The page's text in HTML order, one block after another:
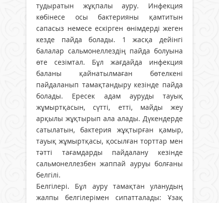
тудыратын жұқпалы ауру. Инфекция
көбінесе осы бактерияны қамтитын
сапасыз немесе ескірген өнімдерді жеген
кезде пайда болады. 1 жасқа дейінгі
балалар сальмонеллездің пайда болуына
өте сезімтал. Бұл жағдайда инфекция
баланы қайнатылмаған бөтелкені
пайдаланып тамақтандыру кезінде пайда
болады. Ересек адам ауруды тауық
жұмыртқасын, сүтті, етті, майды жеу
арқылы жұқтырып ала алады. Дүкендерде
сатылатын, бактерия жұқтырған қамыр,
тауық жұмыртқасы, қосылған торттар мен
тәтті тағамдарды пайдалану кезінде
сальмонеллезбен жаппай ауруы болғаны
белгілі.
Белгілері. Бұл ауру тамақтан уланудың
жалпы белгілерімен сипатталады: Ұзақ